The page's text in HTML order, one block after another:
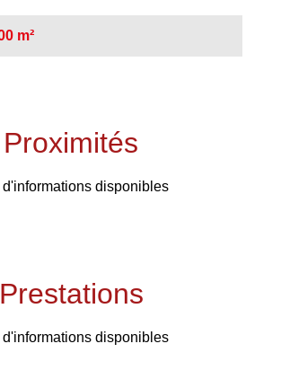
m²
Proximités
d'informations disponibles
Prestations
d'informations disponibles